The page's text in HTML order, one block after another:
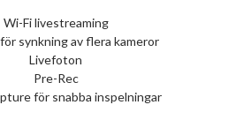
Wi-Fi livestreaming
synkning av flera kameror
Livefoton
Pre-Rec
för snabba inspelningar